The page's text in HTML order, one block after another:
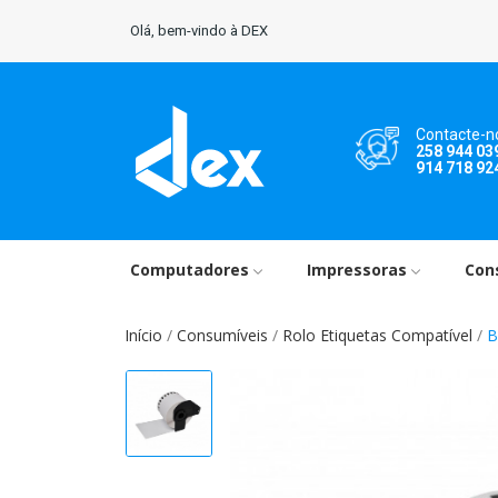
Olá, bem-vindo à DEX
Contacte-
258 944
914 718
Computadores Impressoras
Início Consumíveis Rolo Etiquetas Compatível